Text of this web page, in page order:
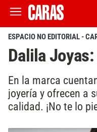
ESPACIO NO EDITORIAL -
Dalila
En la marca
joyería y ofrecen a
calidad. ¡No te lo